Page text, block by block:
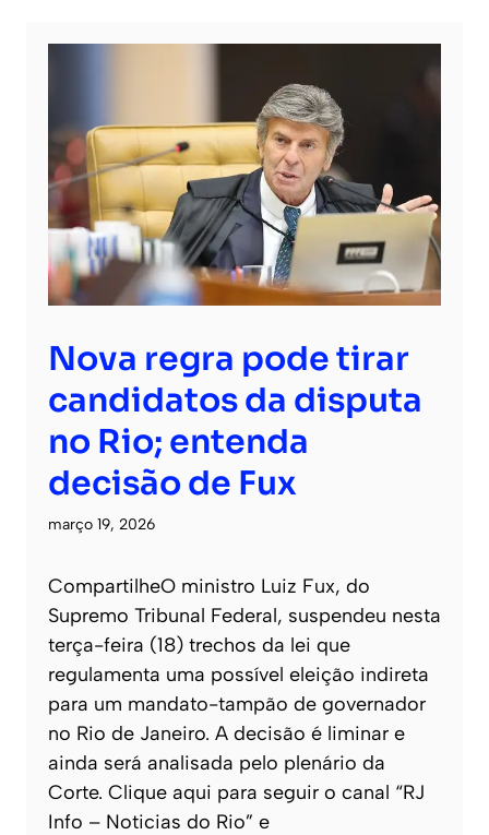
Nova regra pode tirar
candidatos da disputa
no Rio; entenda
decisão de Fux
março 19, 2026
CompartilheO ministro Luiz Fux, do
Supremo Tribunal Federal, suspendeu nesta
terça-feira (18) trechos da lei que
regulamenta uma possível eleição indireta
para um mandato-tampão de governador
no Rio de Janeiro. A decisão é liminar e
ainda será analisada pelo plenário da
Corte. Clique aqui para seguir o canal “RJ
Info – Noticias do Rio” e